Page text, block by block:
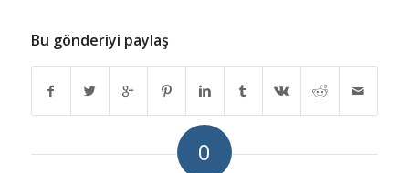
Bu gönderiyi paylaş
0